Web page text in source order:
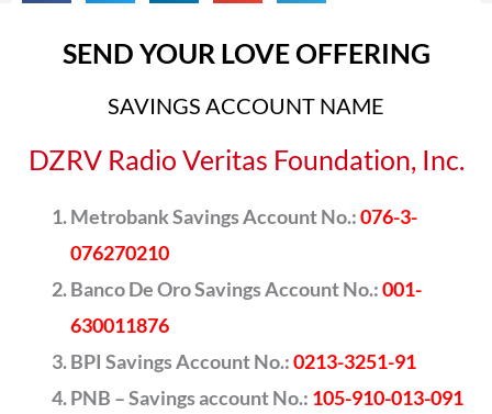
SEND YOUR LOVE OFFERING
SAVINGS ACCOUNT NAME
DZRV Radio Veritas Foundation, Inc.
Metrobank Savings Account No.:076-3-
076270210
Banco De Oro Savings Account No.:001-
630011876
BPI Savings Account No.:0213-3251-91
PNB – Savings account No.: 105-910-013-091